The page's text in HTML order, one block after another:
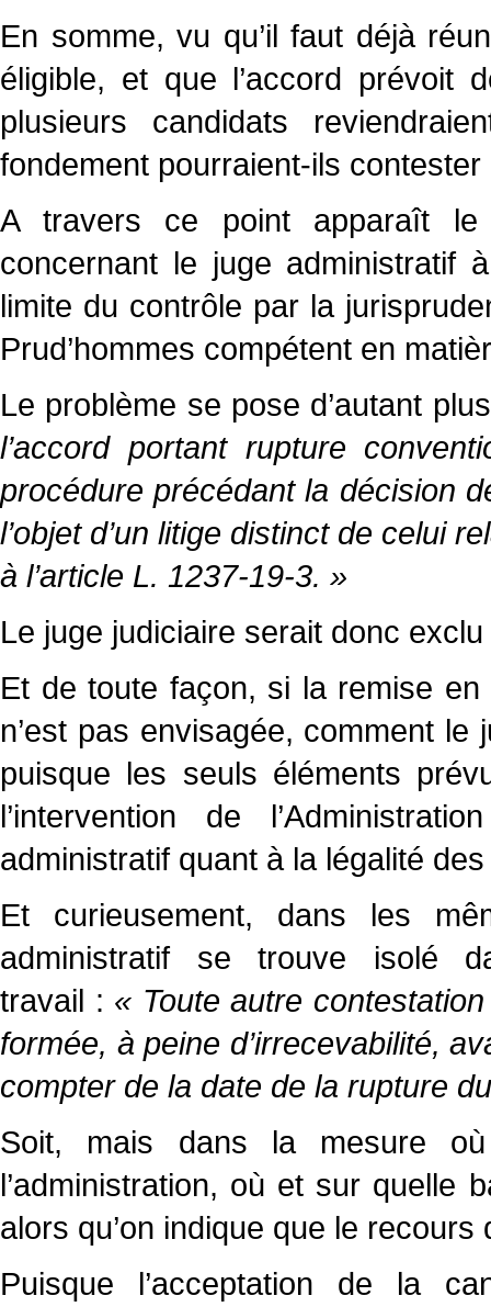
En somme, vu qu’il faut déjà
éligible, et que l’accord prévoit
plusieurs candidats
fondement pourraient-ils contester
A travers ce point apparaît
concernant le juge administratif
limite du contrôle par la
Prud’hommes compétent en
Le problème se pose d’autant
l’accord portant rupture
procédure précédant la décision
l’objet d’un litige distinct de celui
à l’article L. 1237-19-3. »
Le juge judiciaire serait donc exclu
Et de toute façon, si la remise
n’est pas envisagée, comment
puisque les seuls éléments
l’intervention de
administratif quant à la légalité
Et curieusement, dans les
administratif se trouve isolé
travail : « Toute autre
formée, à peine d’irrecevabilité,
compter de la date de la rupture
Soit, mais dans la mesure
l’administration, où et sur quelle
alors qu’on indique que le
Puisque l’acceptation de la